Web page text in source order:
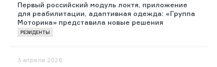
Первый российский модуль локтя, приложение
для реабилитации, адаптивная одежда: «Группа
Моторика» представила новые решения
РЕЗИДЕНТЫ
3 апреля 2026